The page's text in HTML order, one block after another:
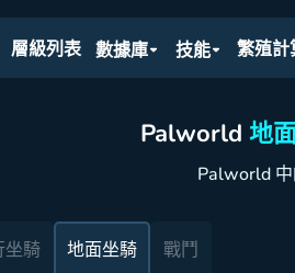
層級列表 數據庫 技能 繁殖計
Palworld 地
Palworld 中
坐騎 地面坐騎 戰鬥